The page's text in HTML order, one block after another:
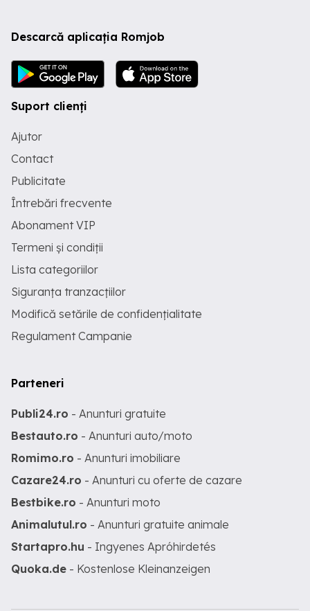
Descarcă aplicația Romjob
Suport clienți
Ajutor
Contact
Publicitate
Întrebări frecvente
Abonament VIP
Termeni și condiții
Lista categoriilor
Siguranța tranzacțiilor
Modifică setările de confidențialitate
Regulament Campanie
Parteneri
Publi24.ro - Anunturi gratuite
Bestauto.ro - Anunturi auto/moto
Romimo.ro - Anunturi imobiliare
Cazare24.ro - Anunturi cu oferte de cazare
Bestbike.ro - Anunturi moto
Animalutul.ro - Anunturi gratuite animale
Startapro.hu - Ingyenes Apróhirdetés
Quoka.de - Kostenlose Kleinanzeigen